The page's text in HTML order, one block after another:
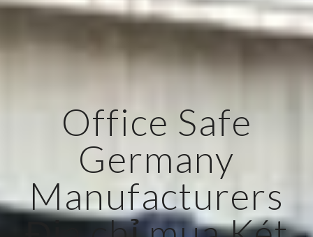
Office Safe
Germany
Manufacturers